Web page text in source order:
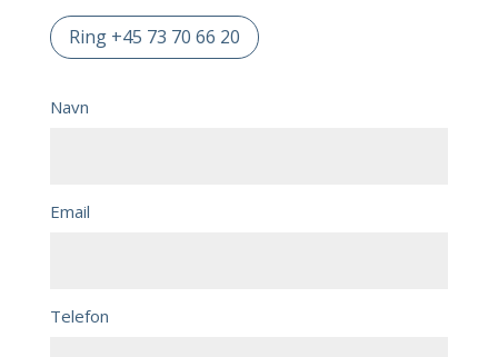
Ring +45 73 70 66 20
Navn
Email
Telefon